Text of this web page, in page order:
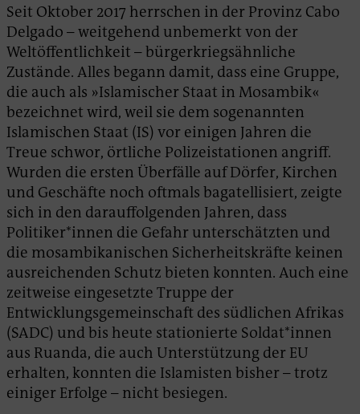
Seit Oktober 2017 herrschen in der Provinz Cabo
Delgado – weitgehend unbemerkt von der
Weltöffentlichkeit – bürgerkriegsähnliche
Zustände. Alles begann damit, dass eine Gruppe,
die auch als »Islamischer Staat in Mosambik«
bezeichnet wird, weil sie dem sogenannten
Islamischen Staat (IS) vor einigen Jahren die
Treue schwor, örtliche Polizeistationen angriff.
Wurden die ersten Überfälle auf Dörfer, Kirchen
und Geschäfte noch oftmals bagatellisiert, zeigte
sich in den darauffolgenden Jahren, dass
Politiker*innen die Gefahr unterschätzten und
die mosambikanischen Sicherheitskräfte keinen
ausreichenden Schutz bieten konnten. Auch eine
zeitweise eingesetzte Truppe der
Entwicklungsgemeinschaft des südlichen Afrikas
(SADC) und bis heute stationierte Soldat*innen
aus Ruanda, die auch Unterstützung der EU
erhalten, konnten die Islamisten bisher – trotz
einiger Erfolge – nicht besiegen.